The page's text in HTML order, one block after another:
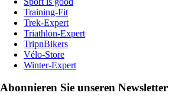
Training-Fit
Trek-Expert
Triathlon-Expert
TripnBikers
Vélo-Store
Winter-Expert
Abonnieren Sie unseren Newsletter